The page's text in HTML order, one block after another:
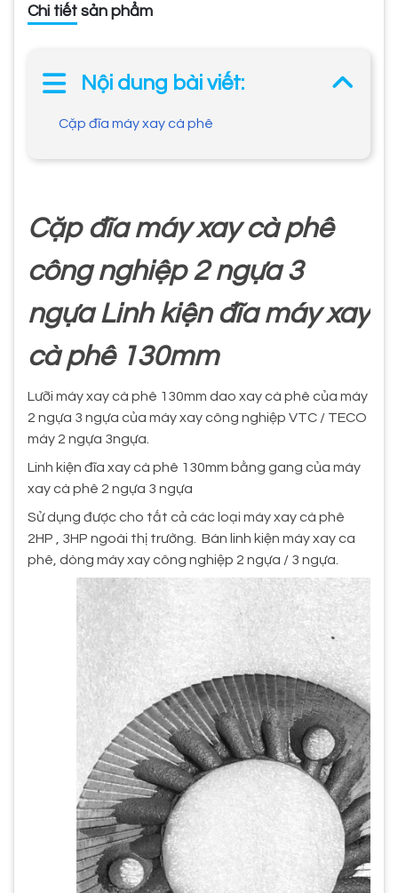
Chi tiết sản phẩm
Nội dung bài viết:
Cặp đĩa máy xay cà phê
Cặp đĩa máy xay cà phê
công nghiệp 2 ngựa 3
ngựa Linh kiện đĩa máy xay
cà phê 130mm
Lưỡi máy xay cà phê 130mm dao xay cà phê của máy
2 ngựa 3 ngựa của máy xay công nghiệp VTC / TECO
máy 2 ngựa 3ngựa.
Linh kiện đĩa xay cà phê 130mm bằng gang của máy
xay cà phê 2 ngựa 3 ngựa
Sử dụng được cho tất cả các loại máy xay cà phê
2HP , 3HP ngoài thị trường. Bán linh kiện máy xay ca
phê, dòng máy xay công nghiệp 2 ngựa / 3 ngựa.